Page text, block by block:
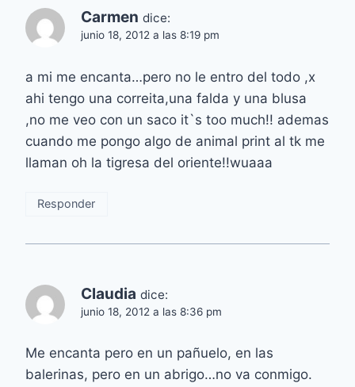
Carmen dice:
junio 18, 2012 a las 8:19 pm
a mi me encanta…pero no le entro del todo ,x
ahi tengo una correita,una falda y una blusa
,no me veo con un saco it`s too much!! ademas
cuando me pongo algo de animal print al tk me
llaman oh la tigresa del oriente!!wuaaa
Responder
Claudia dice:
junio 18, 2012 a las 8:36 pm
Me encanta pero en un pañuelo, en las
balerinas, pero en un abrigo…no va conmigo.